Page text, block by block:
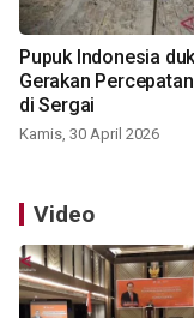
Pupuk Indonesia
Gerakan
di Sergai
Kamis, 30 April 2026
Video